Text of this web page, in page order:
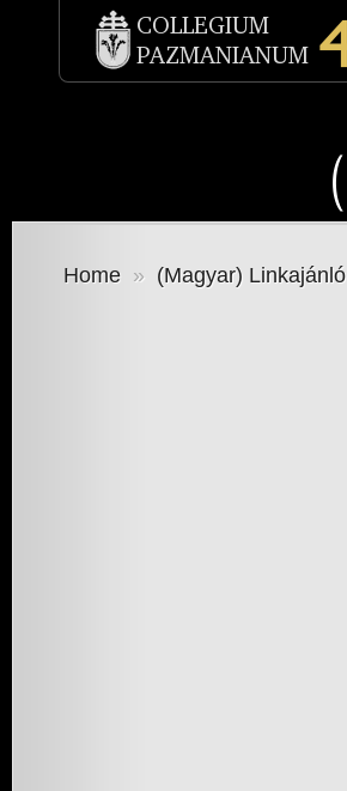
Home » (Magyar) Linkajánló